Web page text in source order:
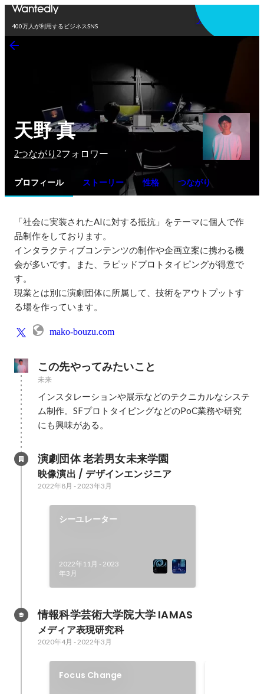
400万人が利用するビジネスSNS
アプリを使う
天野 真
2つながり 2フォロワー
プロフィール ストーリー 性格 つながり
「社会に実装されたAIに対する抵抗」をテーマに個人で作
品制作をしております。
インタラクティブコンテンツの制作や企画立案に携わる機
会が多いです。また、ラピッドプロトタイピングが得意で
す。
現業とは別に演劇団体に所属して、技術をアウトプットす
る場を作っています。
mako-bouzu.com
この先やってみたいこと
未来
インスタレーションや展示などのテクニカルなシステ
ム制作。SFプロトタイピングなどのPoC業務や研究
にも興味がある。
演劇団体 老若男女未来学園
映像演出 / デザインエンジニア
2022年8月 -2023年3月
シーユレーター
2022年11月 -2023
年3月
情報科学芸術大学院大学 IAMAS
メディア表現研究科
2020年4月 -2022年3月
Focus Change